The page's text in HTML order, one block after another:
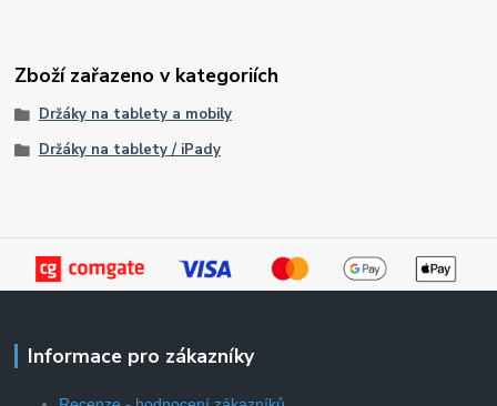
Zboží zařazeno v kategoriích
Držáky na tablety a mobily
Držáky na tablety / iPady
Informace pro zákazníky